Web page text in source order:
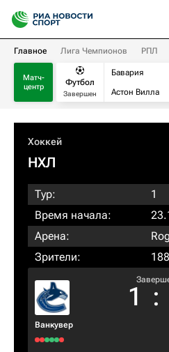
Главное Лига Чемпионов РПЛ
Матч-
центр
Футбол
Завершен
Бавария
Астон Вилла
Хоккей
НХЛ
Тур:
1
Время начала:
Арена:
Зрители:
Ванкувер
1 :